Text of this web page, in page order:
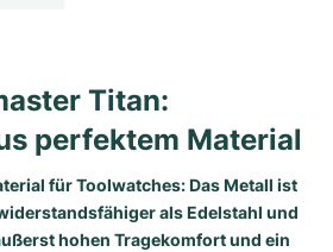
Titan:
perfektem Material
für Toolwatches: Das Metall ist
als Edelstahl und
hohen Tragekomfort und ein